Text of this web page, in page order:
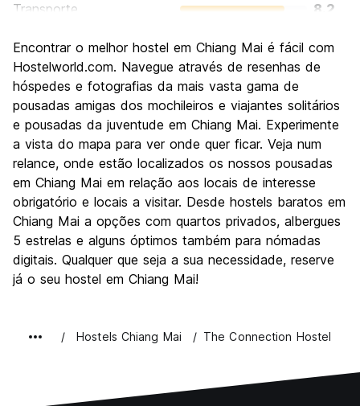
Transporte
8.2
Cultura
9.0
Festas / vida noturna
Custo-beneficio
9.1
Encontrar o melhor hostel em Chiang Mai é fácil com
Hostelworld.com. Navegue através de resenhas de
hóspedes e fotografias da mais vasta gama de
pousadas amigas dos mochileiros e viajantes solitários
e pousadas da juventude em Chiang Mai. Experimente
a vista do mapa para ver onde quer ficar. Veja num
relance, onde estão localizados os nossos pousadas
em Chiang Mai em relação aos locais de interesse
obrigatório e locais a visitar. Desde hostels baratos em
Chiang Mai a opções com quartos privados, albergues
5 estrelas e alguns óptimos também para nómadas
digitais. Qualquer que seja a sua necessidade, reserve
já o seu hostel em Chiang Mai!
Hostels Chiang Mai The Connection Hostel